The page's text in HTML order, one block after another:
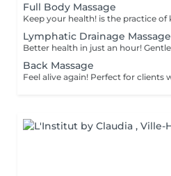
Full Body Massage
Lymphatic Drainage Massage
Back Massage